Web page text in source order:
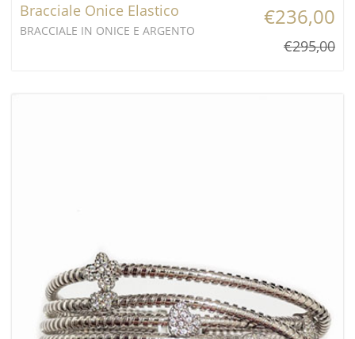
Bracciale Onice Elastico
BRACCIALE IN ONICE E ARGENTO
€236,00
€295,00